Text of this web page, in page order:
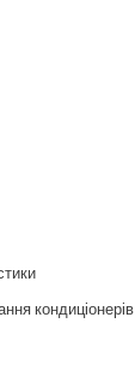
кондиціонерів